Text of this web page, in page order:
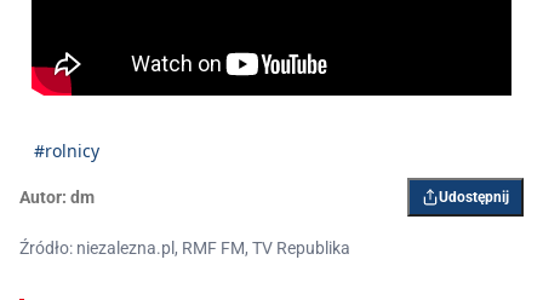
#rolnicy
Autor: dm Udostępnij
Źródło: niezalezna.pl, RMF FM, TV Republika